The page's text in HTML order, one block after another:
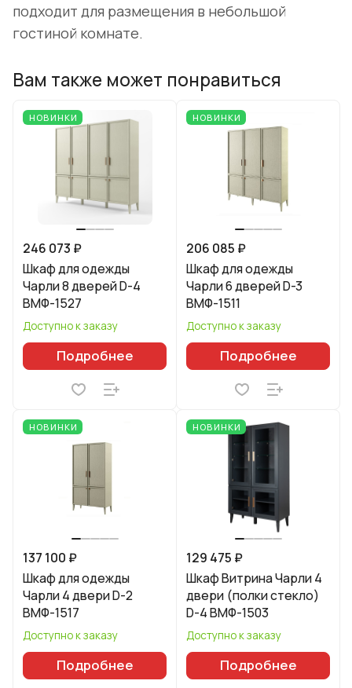
подходит для размещения в небольшой
гостиной комнате.
Вам также может понравиться
НОВИНКИ
246 073 ₽
Шкаф для одежды
Чарли 8 дверей D-4
ВМФ-1527
Доступно к заказу
Подробнее
НОВИНКИ
206 085 ₽
Шкаф для одежды
Чарли 6 дверей D-3
ВМФ-1511
Доступно к заказу
Подробнее
НОВИНКИ
137 100 ₽
Шкаф для одежды
Чарли 4 двери D-2
ВМФ-1517
Доступно к заказу
Подробнее
НОВИНКИ
129 475 ₽
Шкаф Витрина Чарли 4
двери (полки стекло)
D-4 ВМФ-1503
Доступно к заказу
Подробнее